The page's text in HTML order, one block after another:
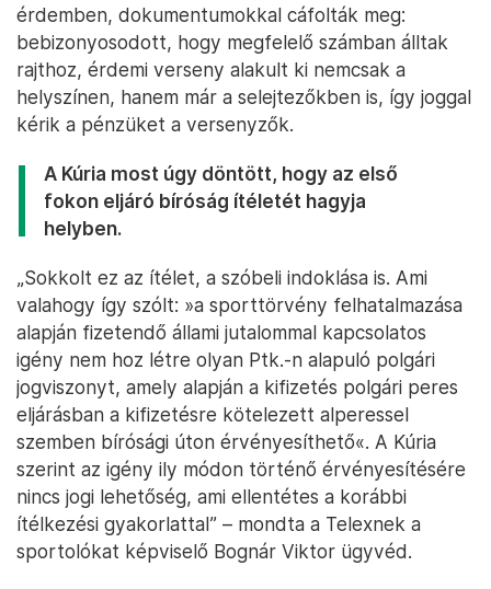
érdemben, dokumentumokkal cáfolták meg:
bebizonyosodott, hogy megfelelő számban álltak
rajthoz, érdemi verseny alakult ki nemcsak a
helyszínen, hanem már a selejtezőkben is, így joggal
kérik a pénzüket a versenyzők.
A Kúria most úgy döntött, hogy az első
fokon eljáró bíróság ítéletét hagyja
helyben.
„Sokkolt ez az ítélet, a szóbeli indoklása is. Ami
valahogy így szólt: »a sporttörvény felhatalmazása
alapján fizetendő állami jutalommal kapcsolatos
igény nem hoz létre olyan Ptk.-n alapuló polgári
jogviszonyt, amely alapján a kifizetés polgári peres
eljárásban a kifizetésre kötelezett alperessel
szemben bírósági úton érvényesíthető«. A Kúria
szerint az igény ily módon történő érvényesítésére
nincs jogi lehetőség, ami ellentétes a korábbi
ítélkezési gyakorlattal” – mondta a Telexnek a
sportolókat képviselő Bognár Viktor ügyvéd.